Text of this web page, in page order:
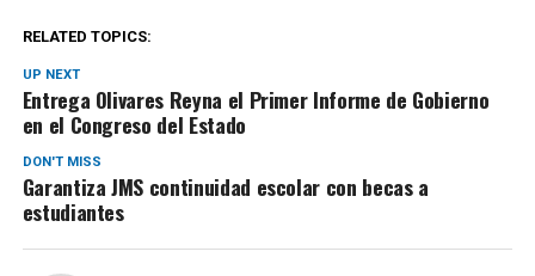
RELATED TOPICS:
UP NEXT
Entrega Olivares Reyna el Primer Informe de Gobierno
en el Congreso del Estado
DON'T MISS
Garantiza JMS continuidad escolar con becas a
estudiantes